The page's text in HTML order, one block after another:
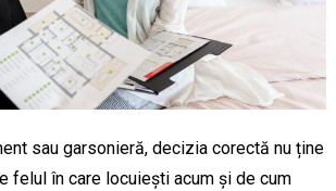
sau garsonieră, decizia corectă nu ține
felul în care locuiești acum și de cum